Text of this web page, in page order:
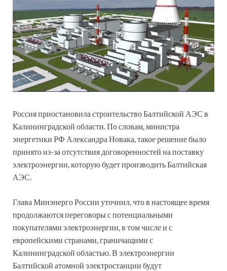
Россия приостановила строительство Балтийской АЭС в
Калининградской области. По словам, министра
энергетики РФ Александра Новака, такое решение было
принято из-за отсутствия договоренностей на поставку
электроэнергии, которую будет производить Балтийская
АЭС.
Глава Минэнерго России уточнил, что в настоящее время
продолжаются переговоры с потенциальными
покупателями электроэнергии, в том числе и с
европейскими странами, граничащими с
Калининградской областью. В электроэнергии
Балтийской атомной электростанции будут